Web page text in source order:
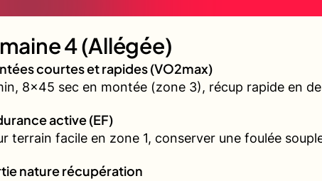
4 (Allégée)
courtes et rapides (VO2max)
8x45 sec en montée (zone 3), récup rapide en
active (EF)
terrain facile en zone 1, conserver une foulée
nature récupération